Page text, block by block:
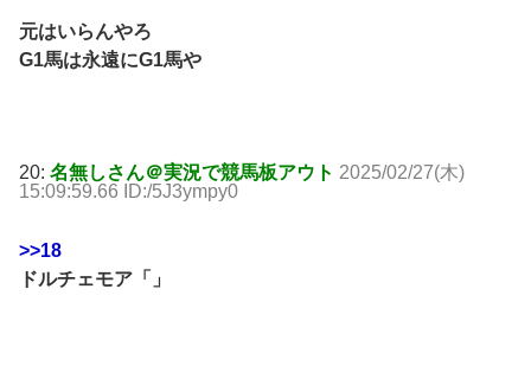
元はいらんやろ
G1馬は永遠にG1馬や
20: 名無しさん＠実況で競馬板アウト 2025/02/27(木)
15:09:59.66 ID:/5J3ympy0
>>18
ドルチェモア「」